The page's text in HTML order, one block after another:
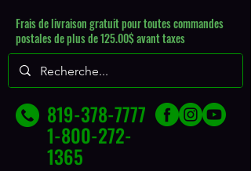
Frais de livraison gratuit pour toutes commandes
postales de plus de 125.00$ avant taxes
819-378-7777
1-800-272-
1365